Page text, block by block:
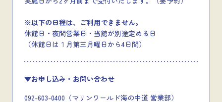
※以下の日程は、ご利用できません。
休館日・夜間営業日・当館が別途定める日
（休館日は１月第三月曜日から4日間）
▼お申し込み・お問い合わせ
092-603-0400（マリンワールド海の中道 営業部）